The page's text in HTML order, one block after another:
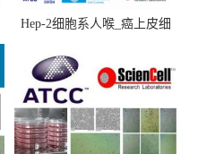
Hep-2细胞系人喉_癌上皮细